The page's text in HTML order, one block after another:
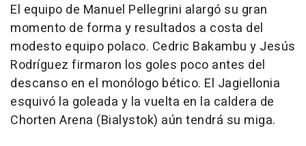
El equipo de Manuel Pellegrini alargó su gran
momento de forma y resultados a costa del
modesto equipo polaco. Cedric Bakambu y Jesús
Rodríguez firmaron los goles poco antes del
descanso en el monólogo bético. El Jagiellonia
esquivó la goleada y la vuelta en la caldera de
Chorten Arena (Bialystok) aún tendrá su miga.